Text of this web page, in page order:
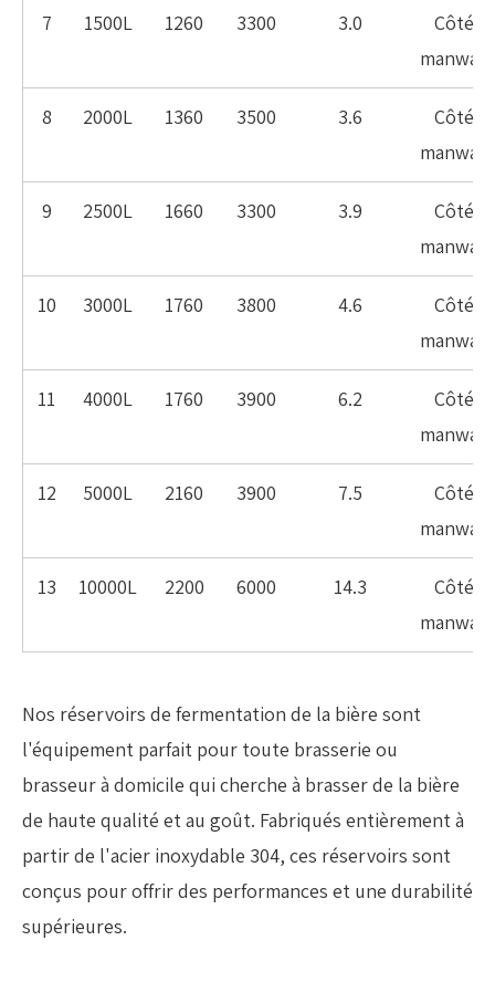
7 1500L 1260 3300 3.0
Côté
manway
8 2000L 1360 3500 3.6
Côté
manway
9 2500L 1660 3300 3.9
Côté
manway
10 3000L 1760 3800 4.6
Côté
manway
11 4000L 1760 3900 6.2
Côté
manway
12 5000L 2160 3900 7.5
Côté
manway
13 10000L 2200 6000 14.3
Côté
manway
Nos réservoirs de fermentation de la bière sont
l'équipement parfait pour toute brasserie ou
brasseur à domicile qui cherche à brasser de la bière
de haute qualité et au goût. Fabriqués entièrement à
partir de l'acier inoxydable 304, ces réservoirs sont
conçus pour offrir des performances et une durabilité
supérieures.